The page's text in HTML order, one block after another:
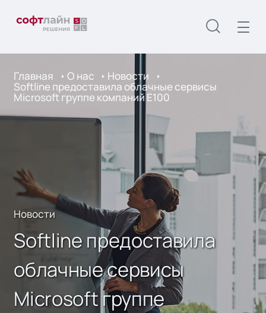
Главная О нас Новости
Softline предоставила облачные сервисы
Microsoft группе компаний E100
Новости
Softline предоставила
облачные сервисы
Microsoft группе